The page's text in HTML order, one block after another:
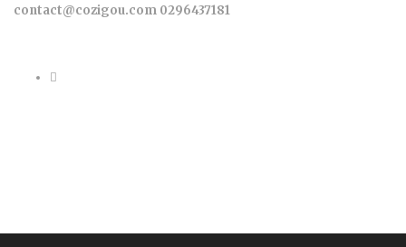
contact@cozigou.com 0296437181